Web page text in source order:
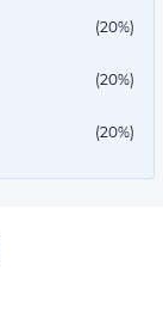
(20%)
(20%)
(20%)